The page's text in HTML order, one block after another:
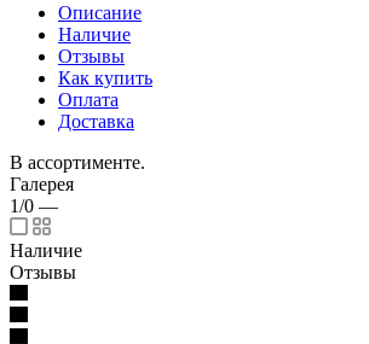
Описание
Наличие
Отзывы
Как купить
Оплата
Доставка
В ассортименте.
Галерея
1/0 —
Наличие
Отзывы